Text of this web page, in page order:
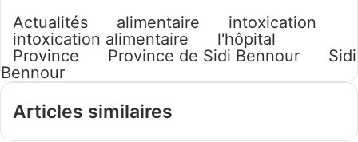
Actualités
alimentaire
intoxication
intoxication alimentaire
l'hôpital
Province
Province de Sidi Bennour
Sidi
Bennour
Articles similaires